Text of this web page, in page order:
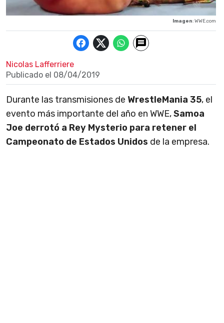
Imagen: WWE.com
Nicolas Lafferriere
Publicado el 08/04/2019
Durante las transmisiones de WrestleMania 35, el
evento más importante del año en WWE,Samoa
Joe derrotó a Rey Mysterio para retener el
Campeonato de Estados Unidos de la empresa.